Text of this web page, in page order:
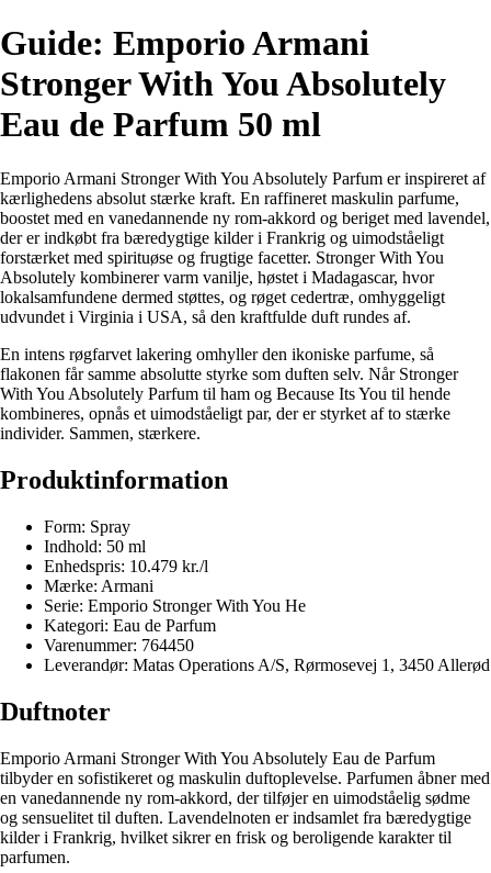
Guide: Emporio Armani
Stronger With You Absolutely
Eau de Parfum 50 ml
Emporio Armani Stronger With You Absolutely Parfum er inspireret af
kærlighedens absolut stærke kraft. En raffineret maskulin parfume,
boostet med en vanedannende ny rom-akkord og beriget med lavendel,
der er indkøbt fra bæredygtige kilder i Frankrig og uimodståeligt
forstærket med spirituøse og frugtige facetter. Stronger With You
Absolutely kombinerer varm vanilje, høstet i Madagascar, hvor
lokalsamfundene dermed støttes, og røget cedertræ, omhyggeligt
udvundet i Virginia i USA, så den kraftfulde duft rundes af.
En intens røgfarvet lakering omhyller den ikoniske parfume, så
flakonen får samme absolutte styrke som duften selv. Når Stronger
With You Absolutely Parfum til ham og Because Its You til hende
kombineres, opnås et uimodståeligt par, der er styrket af to stærke
individer. Sammen, stærkere.
Produktinformation
Form: Spray
Indhold: 50 ml
Enhedspris: 10.479 kr./l
Mærke: Armani
Serie: Emporio Stronger With You He
Kategori: Eau de Parfum
Varenummer: 764450
Leverandør: Matas Operations A/S, Rørmosevej 1, 3450 Allerød
Duftnoter
Emporio Armani Stronger With You Absolutely Eau de Parfum
tilbyder en sofistikeret og maskulin duftoplevelse. Parfumen åbner med
en vanedannende ny rom-akkord, der tilføjer en uimodståelig sødme
og sensuelitet til duften. Lavendelnoten er indsamlet fra bæredygtige
kilder i Frankrig, hvilket sikrer en frisk og beroligende karakter til
parfumen.